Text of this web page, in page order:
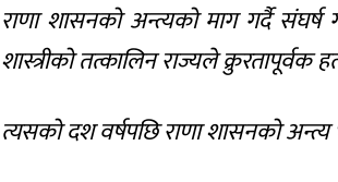
राणा शासनको अन्त्यको माग गर्दै संघर्ष
शास्त्रीको तत्कालिन राज्यले क्रुरतापूर्वक
त्यसको दश वर्षपछि राणा शासनको